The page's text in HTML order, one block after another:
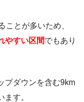
ことが多いため、
やすい区間でもあり
プダウンを含む9km
す。